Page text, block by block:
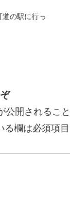
道の駅に行っ
公開されるこ
る欄は必須項